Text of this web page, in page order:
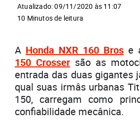
Atualizado: 09/11/2020 às 11:07
10 Minutos de leitura
A Honda NXR 160 Bros e
150 Crosser são as
entrada das duas gigantes
qual suas irmâs urbanas
150, carregam como
confiabilidade mecânica.